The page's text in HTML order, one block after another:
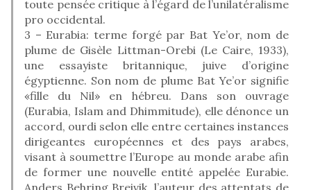
toute pensée critique à l’égard de l’unilatéralisme
pro occidental.
3 – Eurabia: terme forgé par Bat Ye’or, nom de
plume de Gisèle Littman-Orebi (Le Caire, 1933),
une essayiste britannique, juive d’origine
égyptienne. Son nom de plume Bat Ye’or signifie
«fille du Nil» en hébreu. Dans son ouvrage
(Eurabia, Islam and Dhimmitude), elle dénonce un
accord, ourdi selon elle entre certaines instances
dirigeantes européennes et des pays arabes,
visant à soumettre l’Europe au monde arabe afin
de former une nouvelle entité appelée Eurabie.
Anders Behring Breivik, l’auteur des attentats de